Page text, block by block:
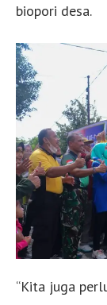
biopori desa.
“Kita juga